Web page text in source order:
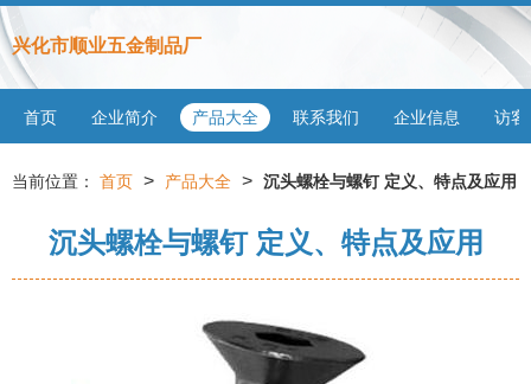
兴化市顺业五金制品厂
首页 企业简介 产品大全 联系我们 企业信息 访客
当前位置： 首页 > 产品大全 > 沉头螺栓与螺钉 定义、特点及应用
沉头螺栓与螺钉 定义、特点及应用